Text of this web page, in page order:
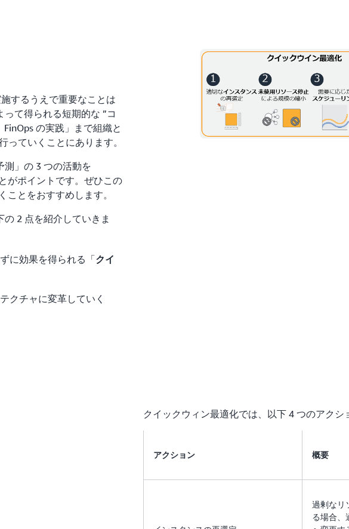
するうえで重要なことは
って得られる短期的な ”コ
の実践」まで組織と
っていくことにあります。
測」の 3 つの活動を
がポイントです。ぜひこの
ことをおすすめします。
2 点を紹介していきま
に効果を得られる「クイ
クチャに変革していく
クイックウィン最適化では、以下 4 つのアクシ
アクション 概要
過剰なリ
る場合、